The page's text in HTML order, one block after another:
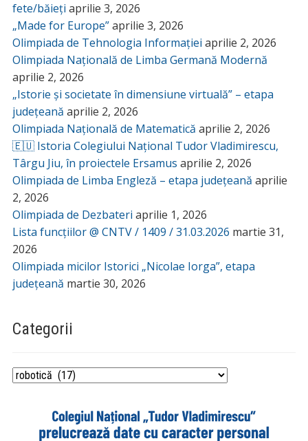
fete/băieți aprilie 3, 2026
„Made for Europe”aprilie 3, 2026
Olimpiada de Tehnologia Informației aprilie 2, 2026
Olimpiada Națională de Limba Germană Modernă
aprilie 2, 2026
„Istorie și societate în dimensiune virtuală” – etapa
județeană aprilie 2, 2026
Olimpiada Națională de Matematică aprilie 2, 2026
🇪🇺 Istoria Colegiului Național Tudor Vladimirescu,
Târgu Jiu, în proiectele Ersamus aprilie 2, 2026
Olimpiada de Limba Engleză – etapa județeană aprilie
2, 2026
Olimpiada de Dezbateri aprilie 1, 2026
Lista funcțiilor @ CNTV / 1409 / 31.03.2026 martie 31,
2026
Olimpiada micilor Istorici „Nicolae Iorga”, etapa
județeană martie 30, 2026
Categorii
Categorii